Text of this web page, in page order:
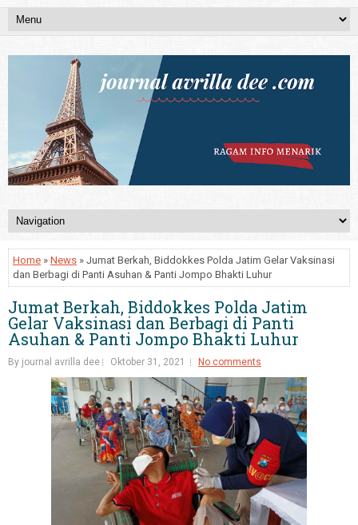
Home » News » Jumat Berkah, Biddokkes Polda Jatim Gelar Vaksinasi
dan Berbagi di Panti Asuhan & Panti Jompo Bhakti Luhur
Jumat Berkah, Biddokkes Polda Jatim
Gelar Vaksinasi dan Berbagi di Panti
Asuhan & Panti Jompo Bhakti Luhur
By journal avrilla dee Oktober 31, 2021 No comments